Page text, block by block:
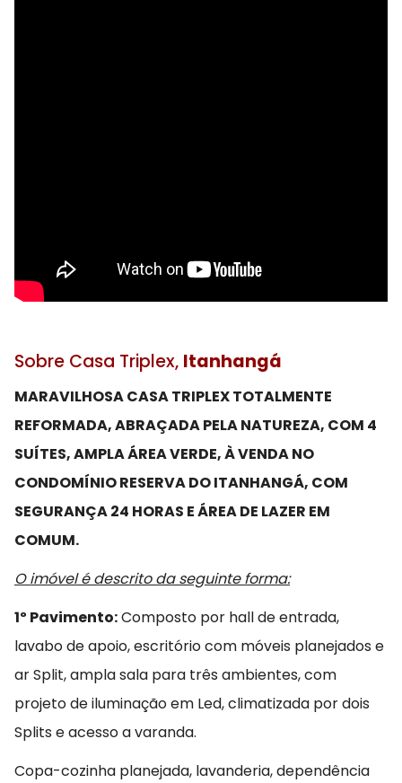
Sobre Casa Triplex, Itanhangá
MARAVILHOSA CASA TRIPLEX TOTALMENTE
REFORMADA, ABRAÇADA PELA NATUREZA, COM 4
SUÍTES, AMPLA ÁREA VERDE, À VENDA NO
CONDOMÍNIO RESERVA DO ITANHANGÁ, COM
SEGURANÇA 24 HORAS E ÁREA DE LAZER EM
COMUM.
O imóvel é descrito da seguinte forma:
1º Pavimento:Composto por hall de entrada,
lavabo de apoio, escritório com móveis planejados e
ar Split, ampla sala para três ambientes, com
projeto de iluminação em Led, climatizada por dois
Splits e acesso a varanda.
Copa-cozinha planejada, lavanderia, dependência